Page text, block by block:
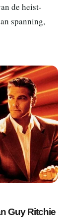
de heist-
spanning,
Guy Ritchie